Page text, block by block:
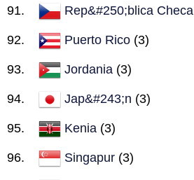
Rep&#250;blica Checa
Puerto Rico (3)
Jordania (3)
Jap&#243;n (3)
Kenia (3)
Singapur (3)